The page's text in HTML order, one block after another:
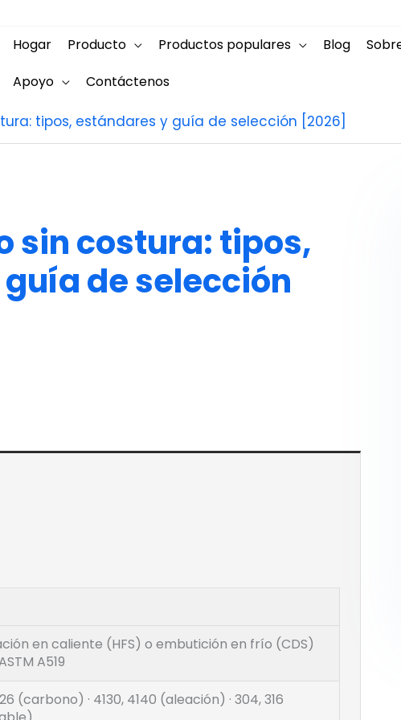
Hogar Producto Productos populares Blog
Apoyo
Contáctenos
tipos, estándares y guía de selección [2026]
sin costura: tipos,
de selección
en caliente (HFS) o embutición en frío (CDS)
A519
(carbono) · 4130, 4140 (aleación) · 304, 316